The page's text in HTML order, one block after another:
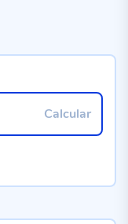
Calcular